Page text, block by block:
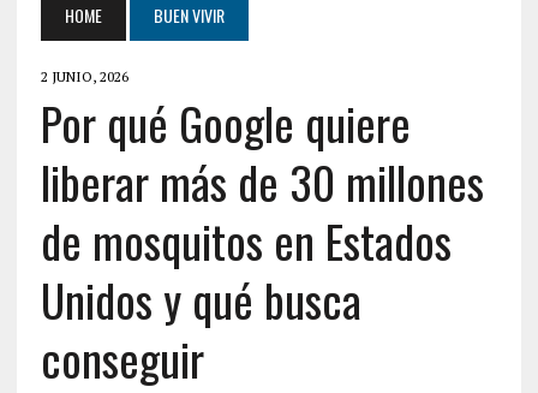
HOME BUEN VIVIR
2 JUNIO, 2026
Por qué Google quiere
liberar más de 30 millones
de mosquitos en Estados
Unidos y qué busca
conseguir